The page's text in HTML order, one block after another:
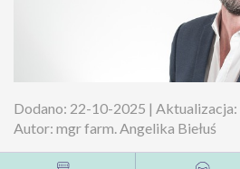
Dodano: 22-10-2025 |
Autor: mgr farm. Angelika Biełuś